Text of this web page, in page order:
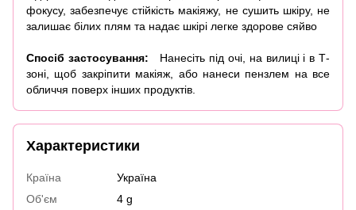
фокусу, забезпечує стійкість макіяжу, не сушить шкіру, не
залишає білих плям та надає шкірі легке здорове сяйво
Спосіб застосування:
Нанесіть під очі, на вилиці і в Т-
зоні, щоб закріпити макіяж, або нанеси пензлем на все
обличчя поверх інших продуктів.
Характеристики
Країна
Україна
Об'єм
4 g